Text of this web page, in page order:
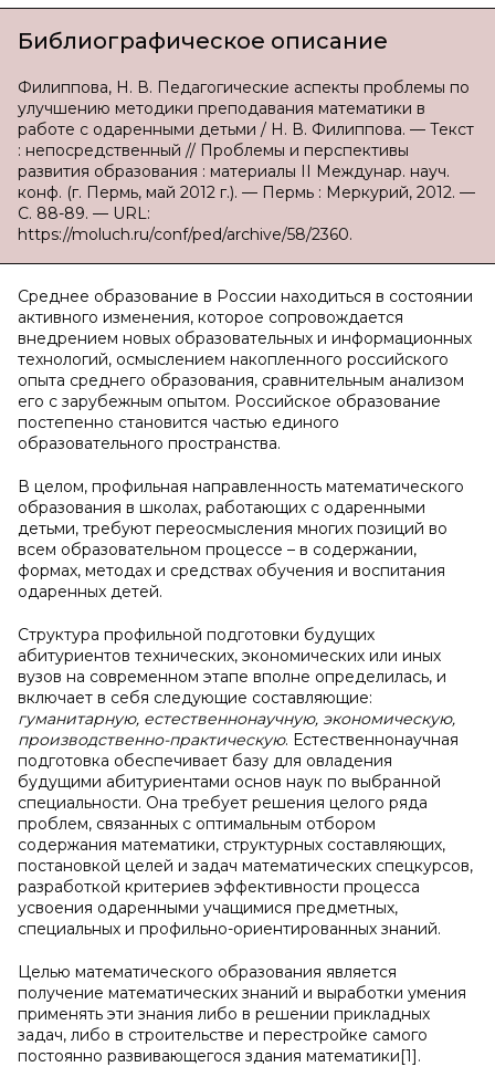
Библиографическое описание
Филиппова, Н. В. Педагогические аспекты проблемы по
улучшению методики преподавания математики в
работе с одаренными детьми / Н. В. Филиппова. — Текст
: непосредственный // Проблемы и перспективы
развития образования : материалы II Междунар. науч.
конф. (г. Пермь, май 2012 г.). — Пермь : Меркурий, 2012. —
С. 88-89. — URL:
https://moluch.ru/conf/ped/archive/58/2360.
Среднее образование в России находиться в состоянии
активного изменения, которое сопровождается
внедрением новых образовательных и информационных
технологий, осмыслением накопленного российского
опыта среднего образования, сравнительным анализом
его с зарубежным опытом. Российское образование
постепенно становится частью единого
образовательного пространства.
В целом, профильная направленность математического
образования в школах, работающих с одаренными
детьми, требуют переосмысления многих позиций во
всем образовательном процессе – в содержании,
формах, методах и средствах обучения и воспитания
одаренных детей.
Структура профильной подготовки будущих
абитуриентов технических, экономических или иных
вузов на современном этапе вполне определилась, и
включает в себя следующие составляющие:
гуманитарную, естественнонаучную, экономическую,
производственно-практическую. Естественнонаучная
подготовка обеспечивает базу для овладения
будущими абитуриентами основ наук по выбранной
специальности. Она требует решения целого ряда
проблем, связанных с оптимальным отбором
содержания математики, структурных составляющих,
постановкой целей и задач математических спецкурсов,
разработкой критериев эффективности процесса
усвоения одаренными учащимися предметных,
специальных и профильно-ориентированных знаний.
Целью математического образования является
получение математических знаний и выработки умения
применять эти знания либо в решении прикладных
задач, либо в строительстве и перестройке самого
постоянно развивающегося здания математики[1].